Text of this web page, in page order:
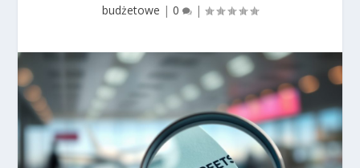
budżetowe | 0 |